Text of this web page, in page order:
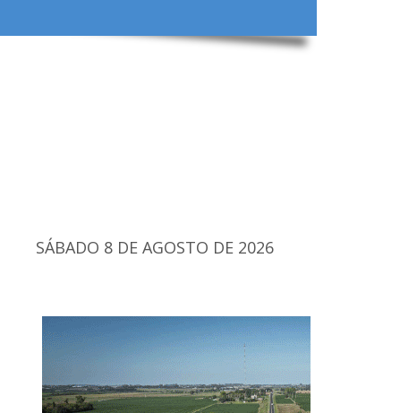
SÁBADO 8 DE AGOSTO DE 2026